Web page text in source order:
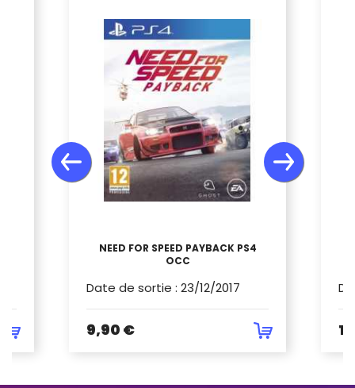
NEED FOR SPEED PAYBACK PS4
OCC
Date de sortie : 23/12/2017
9,90 €